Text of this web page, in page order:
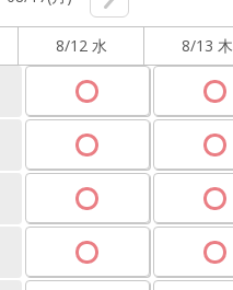
8/12 水 8/13 木